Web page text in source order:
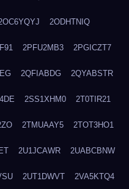
2ODHTNIQ
2PFU2MB3 2PGICZT7
2QFIABDG 2QYABSTR
2SS1XHM0 2T0TIR21
2TMUAAY5 2TOT3HO1
2U1JCAWR 2UABCBNW
2UT1DWVT 2VA5KTQ4